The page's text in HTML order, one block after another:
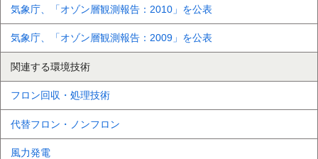
気象庁、「オゾン層観測報告：2010」を公表
気象庁、「オゾン層観測報告：2009」を公表
関連する環境技術
フロン回収・処理技術
代替フロン・ノンフロン
風力発電